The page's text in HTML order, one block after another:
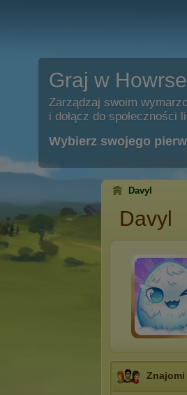
Graj w Howrse
Zarządzaj swoim
i dołącz do społeczności
Wybierz swojego
Davyl
Davyl
Znajomi